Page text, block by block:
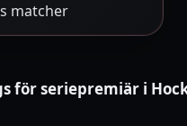
matcher
för seriepremiär i